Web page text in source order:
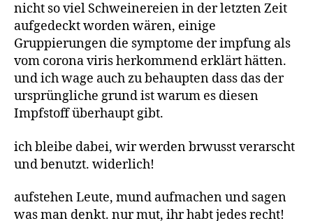
nicht so viel Schweinereien in der letzten Zeit
aufgedeckt worden wären, einige
Gruppierungen die symptome der impfung als
vom corona viris herkommend erklärt hätten.
und ich wage auch zu behaupten dass das der
ursprüngliche grund ist warum es diesen
Impfstoff überhaupt gibt.
ich bleibe dabei, wir werden brwusst verarscht
und benutzt. widerlich!
aufstehen Leute, mund aufmachen und sagen
was man denkt. nur mut, ihr habt jedes recht!